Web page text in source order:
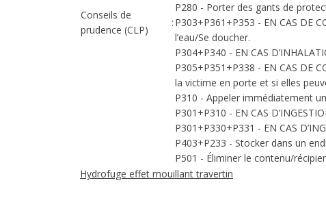
Conseils de
prudence (CLP)
:
P280 - Porter des gants de
P303+P361+P353 - EN CAS DE
l’eau/Se doucher.
P304+P340 - EN CAS
P305+P351+P338 - EN CAS DE
la victime en porte et si elles
P310 - Appeler immédiatement
P301+P310 - EN CAS
P301+P330+P331 - EN CAS
P403+P233 - Stocker dans un
P501 - Éliminer le contenu/
Hydrofuge effet mouillant travertin